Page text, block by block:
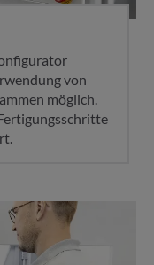
von
möglich.
Transparenz